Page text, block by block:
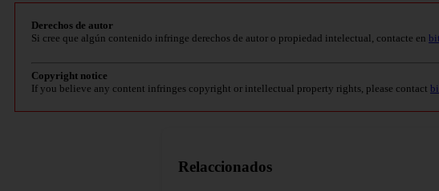
Derechos de autor
Si cree que algún contenido infringe derechos de autor o propiedad intelectual, contacte en
Copyright notice
If you believe any content infringes copyright or intellectual property rights, please contact
Relaccionados